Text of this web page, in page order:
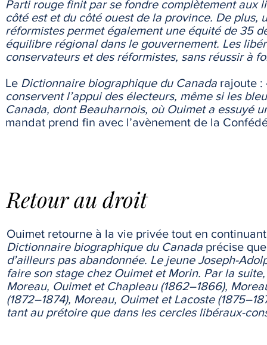
Parti rouge finit par se fondre complètement aux
côté est et du côté ouest de la province. De
réformistes permet également une équité de 35
équilibre régional dans le gouvernement. Les
conservateurs et des réformistes, sans réussir à
Le Dictionnaire biographique du Canada rajoute :
conservent l’appui des électeurs, même si les
Canada, dont Beauharnois, où Ouimet a essuyé
mandat prend fin avec l’avènement de la
Retour au droit
Ouimet retourne à la vie privée tout en
Dictionnaire biographique du Canada précise
d’ailleurs pas abandonnée. Le jeune Joseph-
faire son stage chez Ouimet et Morin. Par la
Moreau, Ouimet et Chapleau (1862–1866),
(1872–1874), Moreau, Ouimet et Lacoste
tant au prétoire que dans les cercles libéraux-